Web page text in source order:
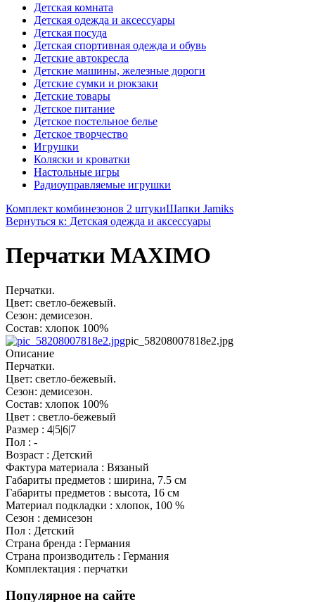
Детская комната
Детская одежда и аксессуары
Детская посуда
Детская спортивная одежда и обувь
Детские автокресла
Детские машины, железные дороги
Детские сумки и рюкзаки
Детские товары
Детское питание
Детское постельное белье
Детское творчество
Игрушки
Коляски и кроватки
Настольные игры
Радиоуправляемые игрушки
Комплект комбинезонов 2 штукиШапки Jamiks
Вернуться к: Детская одежда и аксессуары
Перчатки MAXIMO
Перчатки.
Цвет: светло-бежевый.
Сезон: демисезон.
Состав: хлопок 100%
pic_58208007818e2.jpg
Описание
Перчатки.
Цвет: светло-бежевый.
Сезон: демисезон.
Состав: хлопок 100%
Цвет : светло-бежевый
Размер : 4|5|6|7
Пол : -
Возраст : Детский
Фактура материала : Вязаный
Габариты предметов : ширина, 7.5 см
Габариты предметов : высота, 16 см
Материал подкладки : хлопок, 100 %
Сезон : демисезон
Пол : Детский
Страна бренда : Германия
Страна производитель : Германия
Комплектация : перчатки
Популярное на сайте